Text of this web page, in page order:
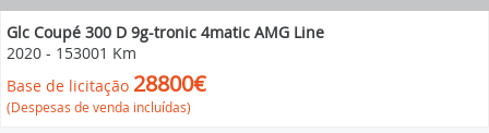
Glc Coupé 300 D 9g-tronic 4matic AMG Line
2020 - 153001 Km
Base de licitação 28800€
(Despesas de venda incluídas)